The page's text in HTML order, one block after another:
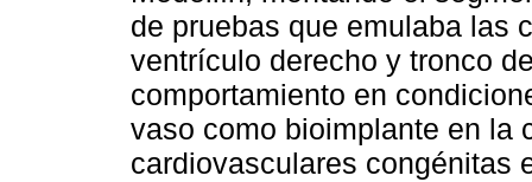
de pruebas que emulaba las
ventrículo derecho y tronco
comportamiento en
vaso como bioimplante en la
cardiovasculares congénitas